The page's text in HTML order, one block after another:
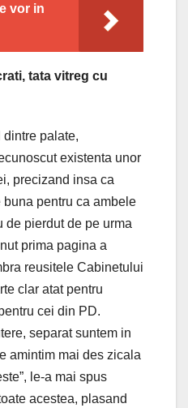
vor in
tata vitreg cu
dintre palate,
existenta unor
precizand insa ca
pentru ca ambele
de pierdut de pe urma
prima pagina a
reusitele Cabinetului
clar atat pentru
cei din PD.
separat suntem in
amintim mai des zicala
le-a mai spus
acestea, plasand